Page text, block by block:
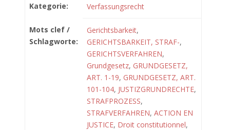
Kategorie:
Verfassungsrecht
Mots clef /
Schlagworte:
Gerichtsbarkeit,
GERICHTSBARKEIT, STRAF-,
GERICHTSVERFAHREN,
Grundgesetz, GRUNDGESETZ,
ART. 1-19, GRUNDGESETZ, ART.
101-104, JUSTIZGRUNDRECHTE,
STRAFPROZESS,
STRAFVERFAHREN, ACTION EN
JUSTICE, Droit constitutionnel,